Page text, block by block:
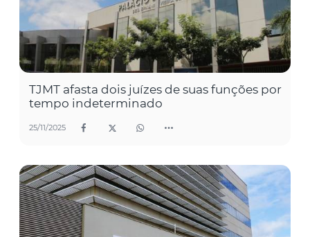
TJMT afasta dois juízes de suas funções por
tempo indeterminado
25/11/2025